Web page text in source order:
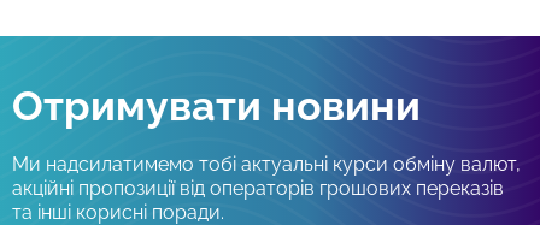
Отримувати новини
Ми надсилатимемо тобі актуальні курси обміну валют,
акційні пропозиції від операторів грошових переказів
та інші корисні поради.